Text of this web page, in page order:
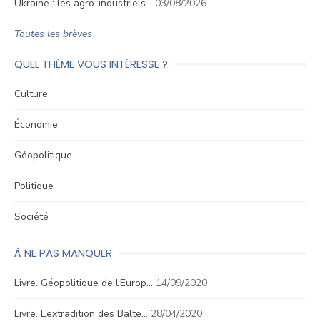
Ukraine : les agro-industriels… 03/08/2026
Toutes les brèves
QUEL THÈME VOUS INTÉRESSE ?
Culture
Économie
Géopolitique
Politique
Société
À NE PAS MANQUER
Livre. Géopolitique de l’Europ… 14/09/2020
Livre. L’extradition des Balte… 28/04/2020